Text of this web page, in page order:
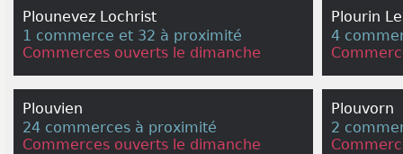
Plounevez Lochrist
1 commerce et 32 à proximité
Commerces ouverts le dimanche
Plourin
4
Plouvien
24 commerces à proximité
Commerces ouverts le dimanche
Plouvorn
2